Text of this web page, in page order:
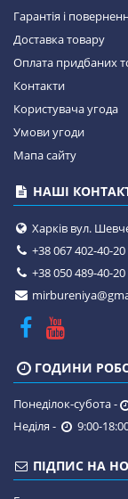
Гарантія і
Доставка товару
Оплата придбаних
Контакти
Користувача угода
Умови угоди
Мапа сайту
НАШІ
Харків вул.
+38 067 402-40-20
+38 050 489-40-20
ГОДИНИ
Понеділок-субота -
Неділя -
9:00-
ПІДПИС НА